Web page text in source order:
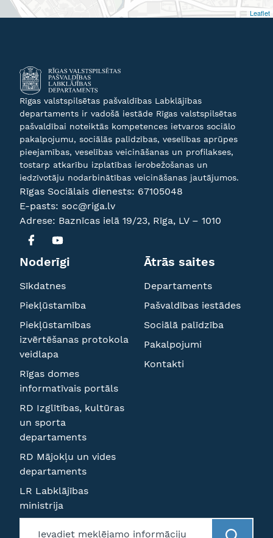
Leaflet
Rīgas valstspilsētas pašvaldības Labklājības
departaments ir vadošā iestāde Rīgas valstspilsētas
pašvaldībai noteiktās kompetences ietvaros sociālo
pakalpojumu, sociālās palīdzības, veselības aprūpes
pieejamības, veselības veicināšanas un profilakses,
tostarp atkarību izplatības ierobežošanas un
iedzīvotāju nodarbinātības veicināšanas jautājumos.
Rīgas Sociālais dienests: 67105048
E-pasts: soc@riga.lv
Adrese: Baznīcas ielā 19/23, Rīga, LV – 1010
Noderīgi
Sīkdatnes
Piekļūstamība
Piekļūstamības
izvērtēšanas protokola
veidlapa
Rīgas domes
informatīvais portāls
RD Izglītības, kultūras
un sporta
departaments
RD Mājokļu un vides
departaments
LR Labklājības
ministrija
Ātrās saites
Departaments
Pašvaldības iestādes
Sociālā palīdzība
Pakalpojumi
Kontakti